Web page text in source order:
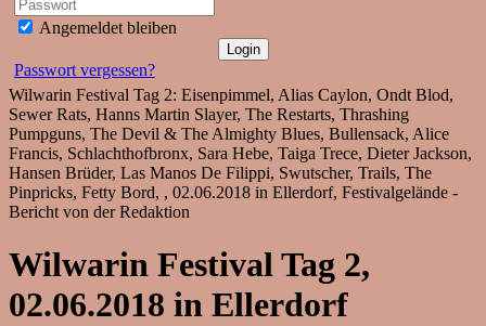
Angemeldet bleiben
Passwort vergessen?
Wilwarin Festival Tag 2: Eisenpimmel, Alias Caylon, Ondt Blod,
Sewer Rats, Hanns Martin Slayer, The Restarts, Thrashing
Pumpguns, The Devil & The Almighty Blues, Bullensack, Alice
Francis, Schlachthofbronx, Sara Hebe, Taiga Trece, Dieter Jackson,
Hansen Brüder, Las Manos De Filippi, Swutscher, Trails, The
Pinpricks, Fetty Bord, , 02.06.2018 in Ellerdorf, Festivalgelände -
Bericht von der Redaktion
Wilwarin Festival Tag 2,
02.06.2018 in Ellerdorf